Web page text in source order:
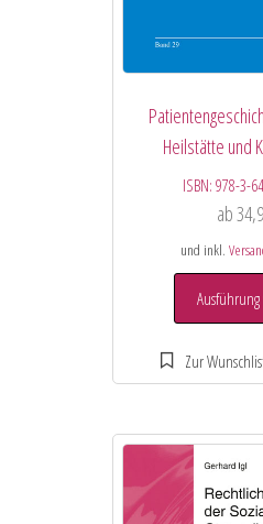
Heilstätte und
ISBN: 978-3-
ab
und inkl.